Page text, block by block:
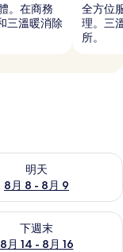
。在商務
三溫暖消除
全方位
理。三
所。
明天
8月 8 - 8月 9
(8月 8 - 8月 9) 的供
下週末
8月 14 - 8月 16
(8月 14 - 8月 16)